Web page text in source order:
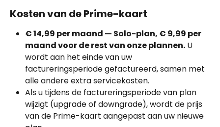
Kosten van de Prime-kaart
€ 14,99 per maand — Solo-plan, € 9,99 per
maand voor de rest van onze plannen. U
wordt aan het einde van uw
factureringsperiode gefactureerd, samen met
alle andere extra servicekosten.
Als u tijdens de factureringsperiode van plan
wijzigt (upgrade of downgrade), wordt de prijs
van de Prime-kaart aangepast aan uw nieuwe